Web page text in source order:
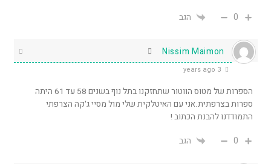
0 הגב
Nissim Maimon
הספרות של מטוס הווטור שתחזקנו בתל נוף בשנים 58 עד 61 היתה
ספרות בצרפתית.אני עם האיטלקית שלי מול מסיי ג'קה הצרפתי
התמודדנו להבנת הכתוב !
0 הגב